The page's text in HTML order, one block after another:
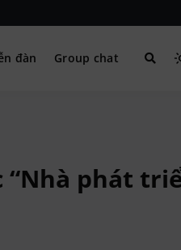
đàn Group chat
phát